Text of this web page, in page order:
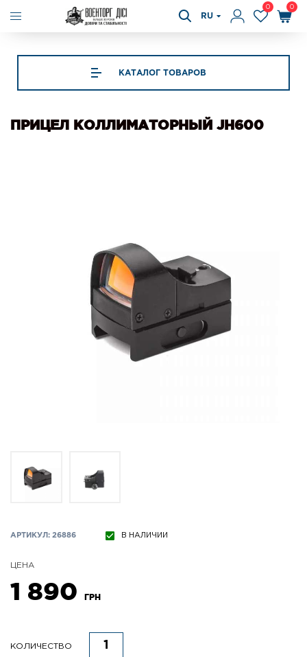
RU
0 0
КАТАЛОГ ТОВАРОВ
ПРИЦЕЛ КОЛЛИМАТОРНЫЙ JH600
АРТИКУЛ: 26886 В НАЛИЧИИ
ЦЕНА
1 890 ГРН
КОЛИЧЕСТВО